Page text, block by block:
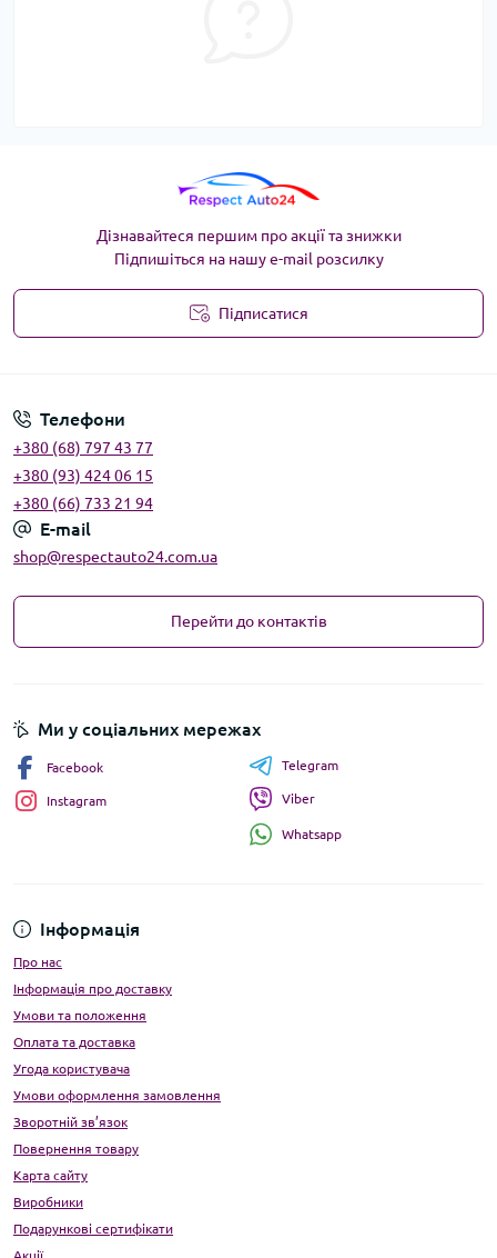
Дізнавайтеся першим про акції та знижки
Підпишіться на нашу e-mail розсилку
Підписатися
Телефони
+380 (68) 797 43 77
+380 (93) 424 06 15
+380 (66) 733 21 94
E-mail
shop@respectauto24.com.ua
Перейти до контактів
Інформація
Про нас
Інформація про доставку
Умови та положення
Оплата та доставка
Угода користувача
Умови оформлення замовлення
Зворотній зв’язок
Повернення товару
Карта сайту
Виробники
Подарункові сертифікати
Ми у соціальних мережах
Facebook
Instagram
Telegram
Viber
Whatsapp